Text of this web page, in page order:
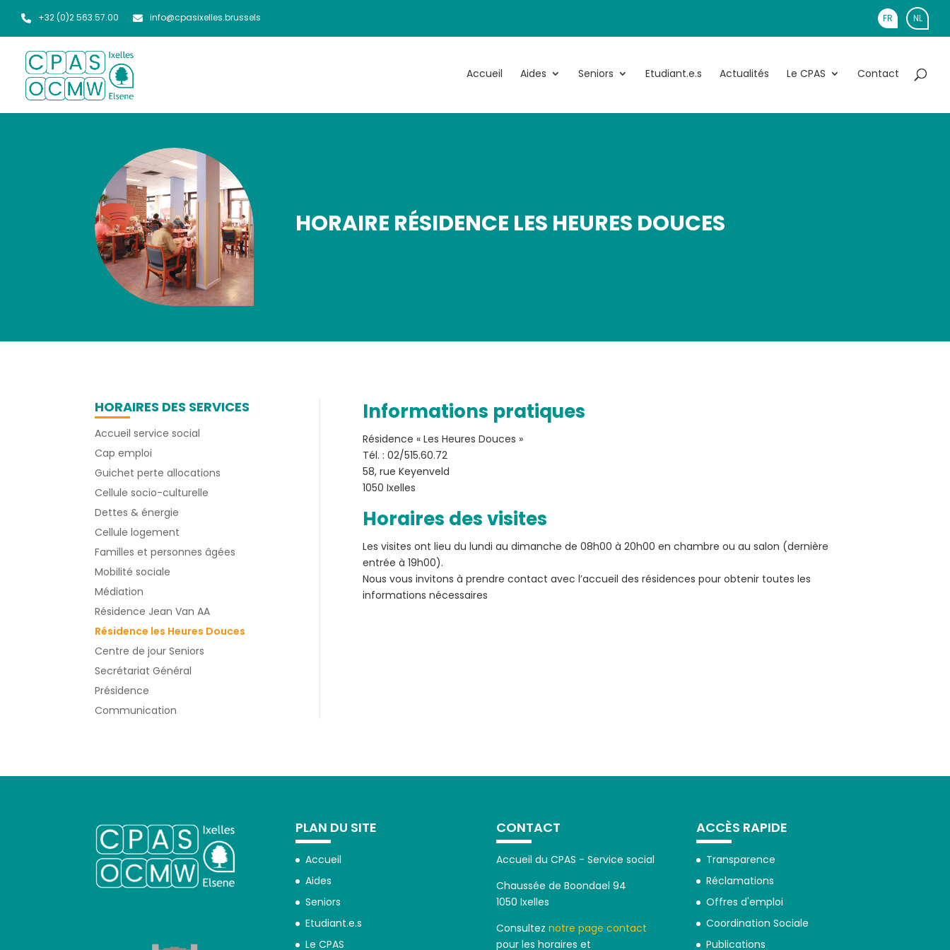
+32 (0)2 563.57.00 info@cpasixelles.brussels FR NL
Accueil Aides Seniors Etudiant.e.s Actualités Le CPAS Contact
HORAIRE RÉSIDENCE LES HEURES DOUCES
HORAIRES DES SERVICES
Accueil service social
Cap emploi
Guichet perte allocations
Cellule socio-culturelle
Dettes & énergie
Cellule logement
Familles et personnes âgées
Mobilité sociale
Médiation
Résidence Jean Van AA
Résidence les Heures Douces
Centre de jour Seniors
Secrétariat Général
Présidence
Communication
Informations pratiques
Résidence « Les Heures Douces »
Tél. : 02/515.60.72
58, rue Keyenveld
1050 Ixelles
Horaires des visites
Les visites ont lieu du lundi au dimanche de 08h00 à 20h00 en chambre ou au salon (dernière
entrée à 19h00).
Nous vous invitons à prendre contact avec l’accueil des résidences pour obtenir toutes les
informations nécessaires
PLAN DU SITE
Accueil
Aides
Seniors
Etudiant.e.s
Le CPAS
CONTACT
Accueil du CPAS - Service social
Chaussée de Boondael 94
1050 Ixelles
Consultez notre page contact
pour les horaires et
ACCÈS RAPIDE
Transparence
Réclamations
Offres d'emploi
Coordination Sociale
Publications